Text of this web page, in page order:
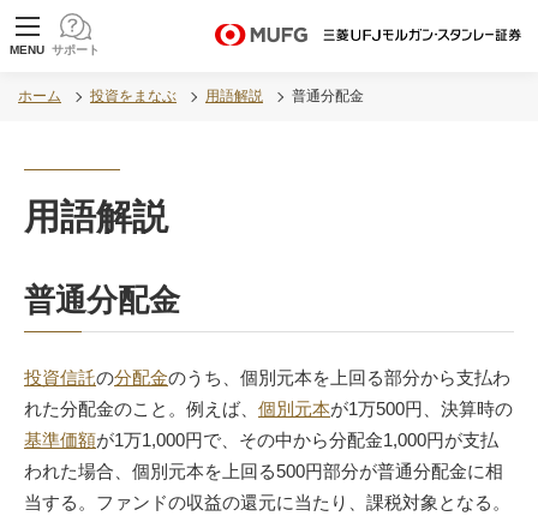
MUFG 世界が進むチカラになる。 三菱ＵＦＪモル
MENU サポート
ホーム 投資をまなぶ 用語解説 普通分配金
用語解説
普通分配金
投資信託の分配金のうち、個別元本を上回る部分から支払わ
れた分配金のこと。例えば、 個別元本が1万500円、決算時の
基準価額が1万1,000円で、その中から分配金1,000円が支払
われた場合、個別元本を上回る500円部分が普通分配金に相
当する。ファンドの収益の還元に当たり、課税対象となる。